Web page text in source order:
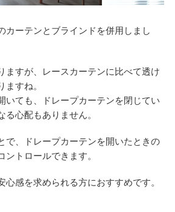
カーテンとブラインドを併用しまし
ますが、レースカーテンに比べて透け
ますね。
いても、ドレープカーテンを閉じてい
る心配もありません。
で、ドレープカーテンを開いたときの
ントロールできます。
心感を求められる方におすすめです。